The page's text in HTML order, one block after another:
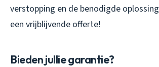
verstopping en de benodigde
een vrijblijvende offerte!
Bieden jullie garantie?